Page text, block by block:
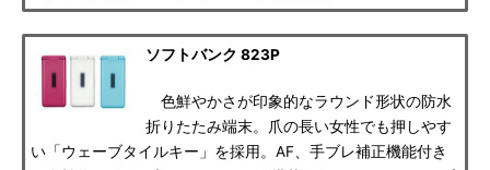
ソフトバンク 823P
色鮮やかさが印象的なラウンド形状の防水
折りたたみ端末。爪の長い女性でも押しやす
い「ウェーブタイルキー」を採用。AF、手ブレ補正機能付き